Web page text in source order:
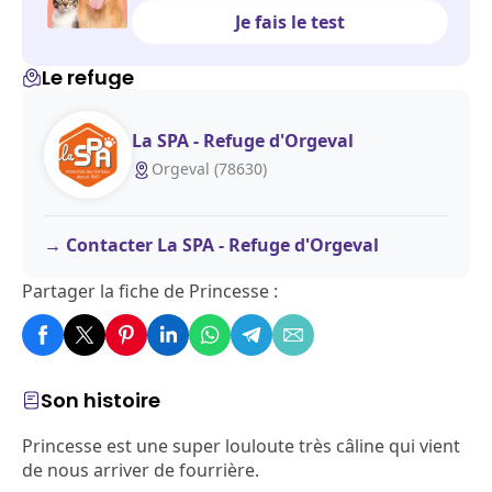
Son histoire
Princesse est une super louloute très câline qui vient
de nous arriver de fourrière.
Je fais le test
Le refuge
La SPA - Refuge d'Orgeval
Orgeval (78630)
Contacter La SPA - Refuge d'Orgeval
Partager la fiche de Princesse :